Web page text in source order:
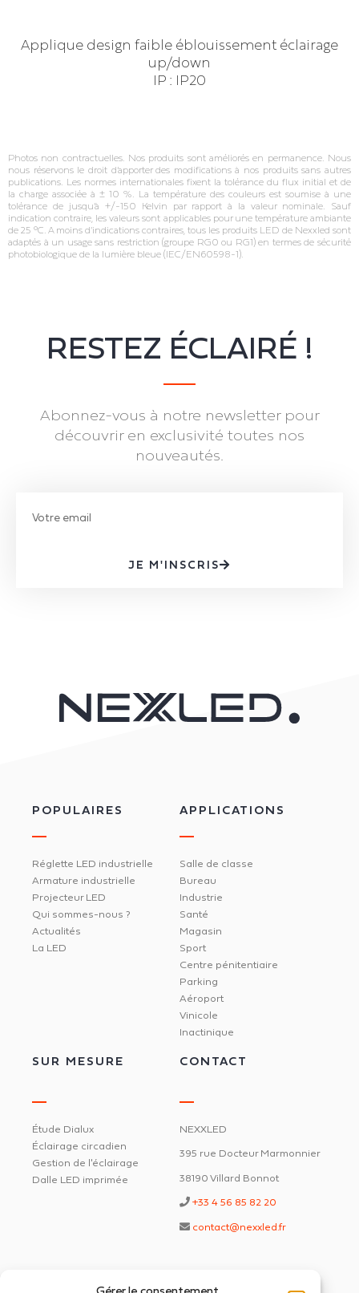
Gérer le consentement
Applique design faible éblouissement éclairage
up/down
IP : IP20
Photos non contractuelles. Nos produits sont améliorés en permanence. Nous
nous réservons le droit d’apporter des modifications à nos produits sans autres
publications. Les normes internationales fixent la tolérance du flux initial et de
la charge associée à ± 10 %. La température des couleurs est soumise à une
tolérance de jusqu’à +/‐150 Kelvin par rapport à la valeur nominale. Sauf
indication contraire, les valeurs sont applicables pour une température ambiante
de 25 °C. A moins d’indications contraires, tous les produits LED de Nexxled sont
adaptés à un usage sans restriction (groupe RG0 ou RG1) en termes de sécurité
photobiologique de la lumière bleue (IEC/EN60598‐1).
RESTEZ ÉCLAIRÉ !
Abonnez-vous à notre newsletter pour
découvrir en exclusivité toutes nos
nouveautés.
JE M'INSCRIS
POPULAIRES
Réglette LED industrielle
Armature industrielle
Projecteur LED
Qui sommes-nous ?
Actualités
La LED
APPLICATIONS
Salle de classe
Bureau
Industrie
Santé
Magasin
Sport
Centre pénitentiaire
Parking
Aéroport
Vinicole
Inactinique
SUR MESURE
Étude Dialux
Éclairage circadien
Gestion de l'éclairage
Dalle LED imprimée
CONTACT
NEXXLED
395 rue Docteur Marmonnier
38190 Villard Bonnot
+33 4 56 85 82 20
contact@nexxled.fr